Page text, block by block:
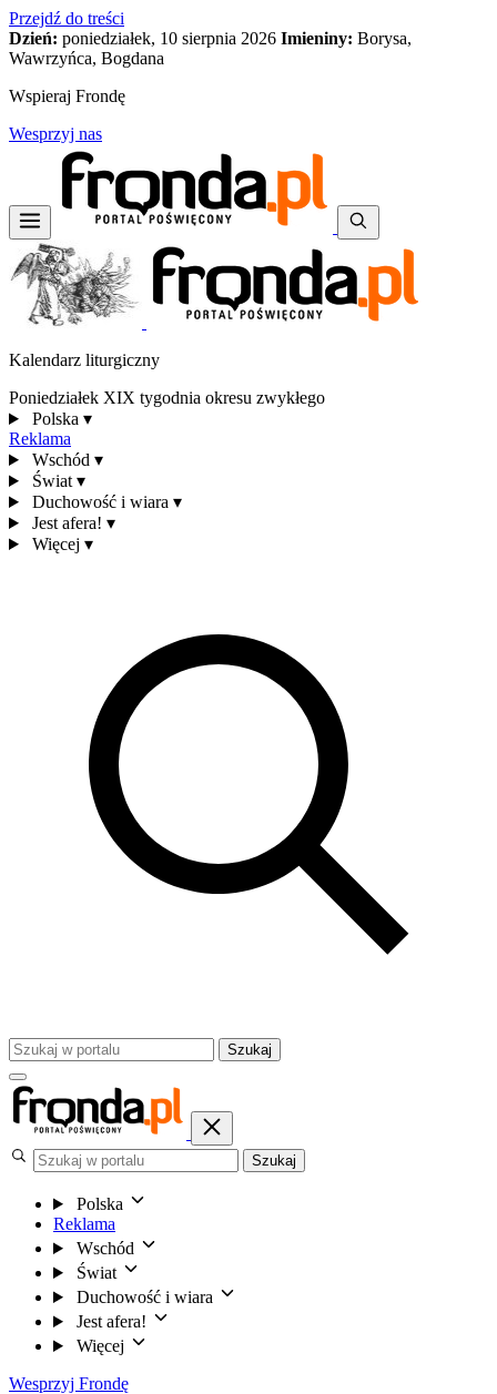
Przejdź do treści
Dzień: poniedziałek, 10 sierpnia 2026 Imieniny: Borysa,
Wawrzyńca, Bogdana
Wspieraj Frondę
Wesprzyj nas
Kalendarz liturgiczny
Poniedziałek XIX tygodnia okresu zwykłego
Polska ▾
Reklama
Wschód ▾
Świat ▾
Duchowość i wiara ▾
Jest afera! ▾
Więcej ▾
Szukaj
Szukaj
Polska
Reklama
Wschód
Świat
Duchowość i wiara
Jest afera!
Więcej
Wesprzyj Frondę